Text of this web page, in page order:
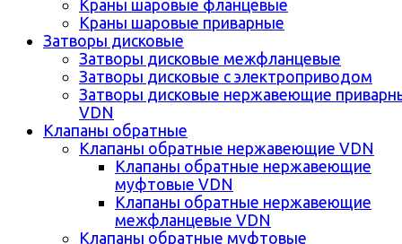
Краны шаровые фланцевые
Краны шаровые приварные
Затворы дисковые
Затворы дисковые межфланцевые
Затворы дисковые с электроприводом
Затворы дисковые нержавеющие
VDN
Клапаны обратные
Клапаны обратные нержавеющие VDN
Клапаны обратные нержавеющие
муфтовые VDN
Клапаны обратные нержавеющие
межфланцевые VDN
Клапаны обратные муфтовые